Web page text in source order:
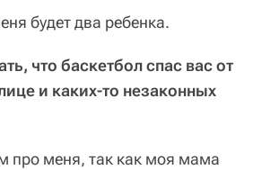
будет два ребенка.
что баскетбол спас вас от
и каких-то незаконных
про меня, так как моя мама